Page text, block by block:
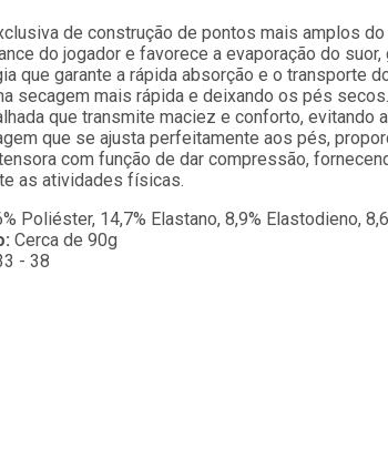
de construção de pontos mais amplos
do jogador e favorece a evaporação do
que garante a rápida absorção e o transporte
secagem mais rápida e deixando os pés secos.
que transmite maciez e conforto, evitando
que se ajusta perfeitamente aos pés,
com função de dar compressão,
as atividades físicas.
Poliéster, 14,7% Elastano, 8,9% Elastodieno,
Cerca de 90g
- 38